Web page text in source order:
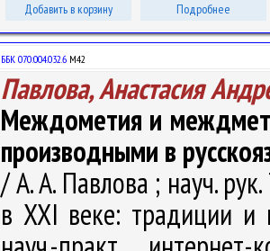
Добавить в корзину Подробнее
ББК 070:004.032.6 М42
Павлова, Анастасия
Междометия и
производными в
/ А. А. Павлова ; науч.
в XXI веке: традиции и